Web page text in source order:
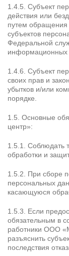
1.4.5. Субъект
действия или
путем обращения
субъектов
Федеральной
информационных
1.4.6. Субъект
своих прав и
убытков и/или
порядке.
1.5. Основные
центр»:
1.5.1. Соблюдать
обработки и
1.5.2. При сборе
персональных
касающуюся
1.5.3. Если
обязательным в
работники ООО
разъяснить
последствия